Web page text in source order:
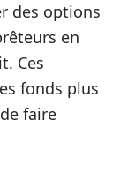
des options
en
Ces
fonds plus
faire